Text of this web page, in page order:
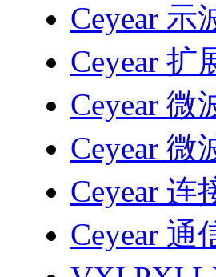
Ceyear 示
Ceyear 扩
Ceyear 微
Ceyear 微
Ceyear 连
Ceyear 通